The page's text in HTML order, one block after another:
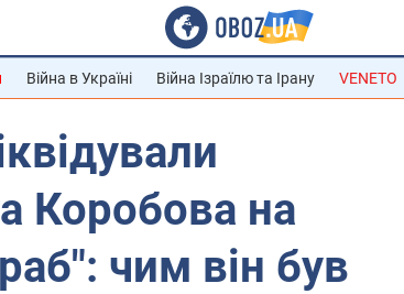
Війна в Україні Війна Ізраїлю та Ірану VENETO
Коробова на
чим він був